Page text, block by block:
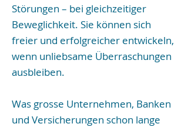
Störungen – bei gleichzeitiger
Beweglichkeit. Sie können sich
freier und erfolgreicher entwickeln,
wenn unliebsame Überraschungen
ausbleiben.
Was grosse Unternehmen, Banken
und Versicherungen schon lange